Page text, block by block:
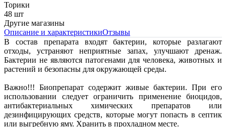
Торики
48 шт
Другие магазины
Описание и характеристикиОтзывы
В состав препарата входят бактерии, которые разлагают
отходы, устраняют неприятные запах, улучшают дренаж.
Бактерии не являются патогенами для человека, животных и
растений и безопасны для окружающей среды.
Важно!!! Биопрепарат содержит живые бактерии. При его
использовании следует ограничить применение биоцидов,
антибактериальных химических препаратов или
дезинфицирующих средств, которые могут попасть в септик
или выгребную яму. Хранить в прохладном месте.